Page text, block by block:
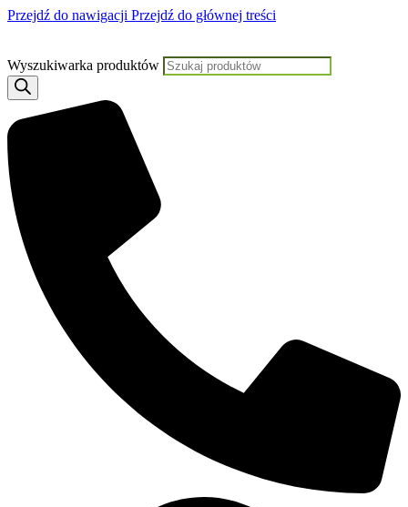
Przejdź do nawigacji Przejdź do głównej treści
Wyszukiwarka produktów